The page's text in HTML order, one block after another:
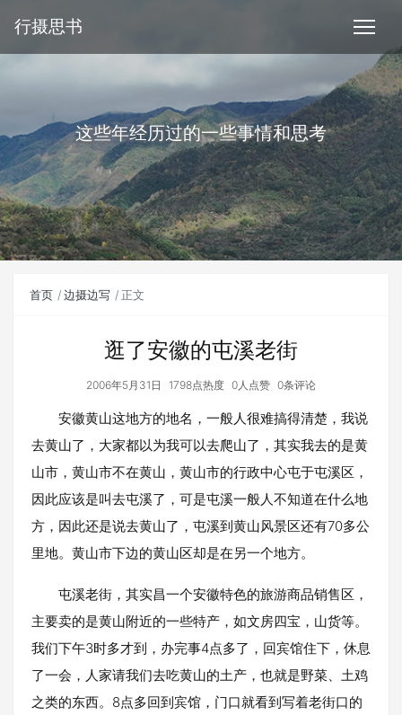
行摄思书
这些年经历过的一些事情和思考
首页 边摄边写 正文
逛了安徽的屯溪老街
2006年5月31日 1798点热度 0人点赞 0条评论
安徽黄山这地方的地名，一般人很难搞得清楚，我说
去黄山了，大家都以为我可以去爬山了，其实我去的是黄
山市，黄山市不在黄山，黄山市的行政中心屯于屯溪区，
因此应该是叫去屯溪了，可是屯溪一般人不知道在什么地
方，因此还是说去黄山了，屯溪到黄山风景区还有70多公
里地。黄山市下边的黄山区却是在另一个地方。
屯溪老街，其实昌一个安徽特色的旅游商品销售区，
主要卖的是黄山附近的一些特产，如文房四宝，山货等。
我们下午3时多才到，办完事4点多了，回宾馆住下，休息
了一会，人家请我们去吃黄山的土产，也就是野菜、土鸡
之类的东西。8点多回到宾馆，门口就看到写着老街口的